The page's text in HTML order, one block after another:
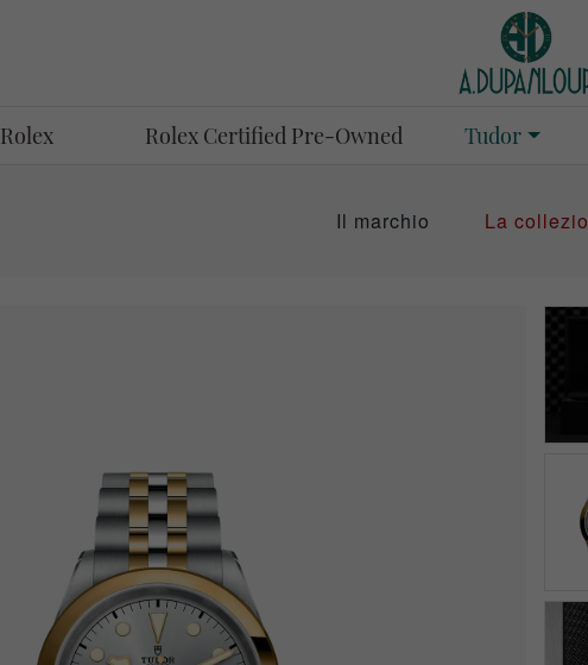
Rolex Rolex Certified Pre-Owned Tudor
Il marchio La